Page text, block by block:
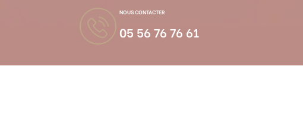
NOUS CONTACTER
05 56 76 76 61